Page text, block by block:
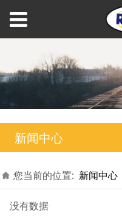
新闻中心
您当前的位置: 新闻中心
没有数据